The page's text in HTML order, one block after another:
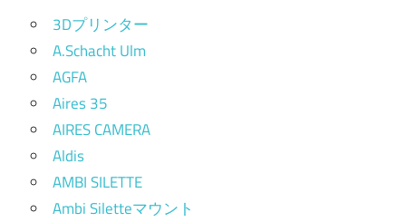
3Dプリンター
A.Schacht Ulm
AGFA
Aires 35
AIRES CAMERA
Aldis
AMBI SILETTE
Ambi Siletteマウント